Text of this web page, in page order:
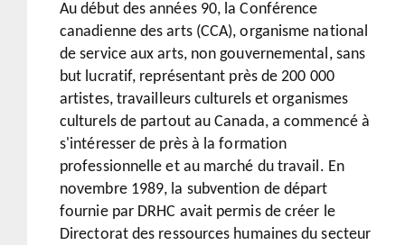
Au début des années 90, la Conférence
canadienne des arts (CCA), organisme national
de service aux arts, non gouvernemental, sans
but lucratif, représentant près de 200 000
artistes, travailleurs culturels et organismes
culturels de partout au Canada, a commencé à
s'intéresser de près à la formation
professionnelle et au marché du travail. En
novembre 1989, la subvention de départ
fournie par DRHC avait permis de créer le
Directorat des ressources humaines du secteur